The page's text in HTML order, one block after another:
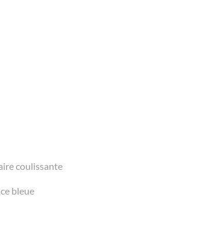
coulissante
bleue